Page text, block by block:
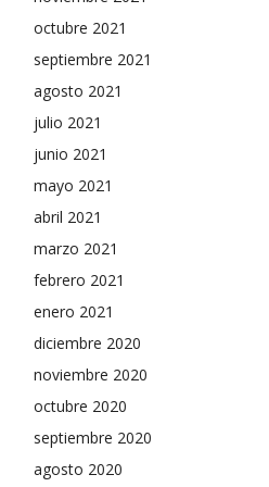
octubre 2021
septiembre 2021
agosto 2021
julio 2021
junio 2021
mayo 2021
abril 2021
marzo 2021
febrero 2021
enero 2021
diciembre 2020
noviembre 2020
octubre 2020
septiembre 2020
agosto 2020